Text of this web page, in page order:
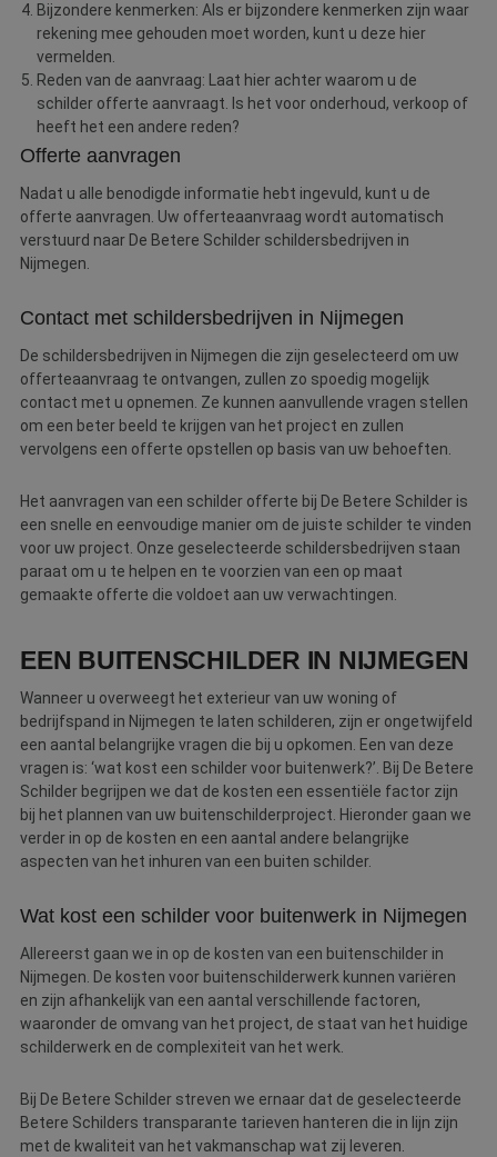
Bijzondere kenmerken: Als er bijzondere kenmerken zijn waar
rekening mee gehouden moet worden, kunt u deze hier
vermelden.
Reden van de aanvraag: Laat hier achter waarom u de
schilder offerte aanvraagt. Is het voor onderhoud, verkoop of
heeft het een andere reden?
Offerte aanvragen
Nadat u alle benodigde informatie hebt ingevuld, kunt u de
offerte aanvragen. Uw offerteaanvraag wordt automatisch
verstuurd naar De Betere Schilder schildersbedrijven in
Nijmegen.
Contact met schildersbedrijven in Nijmegen
De schildersbedrijven in Nijmegen die zijn geselecteerd om uw
offerteaanvraag te ontvangen, zullen zo spoedig mogelijk
contact met u opnemen. Ze kunnen aanvullende vragen stellen
om een beter beeld te krijgen van het project en zullen
vervolgens een offerte opstellen op basis van uw behoeften.
Het aanvragen van een schilder offerte bij De Betere Schilder is
een snelle en eenvoudige manier om de juiste schilder te vinden
voor uw project. Onze geselecteerde schildersbedrijven staan
paraat om u te helpen en te voorzien van een op maat
gemaakte offerte die voldoet aan uw verwachtingen.
EEN BUITENSCHILDER IN NIJMEGEN
Wanneer u overweegt het exterieur van uw woning of
bedrijfspand in Nijmegen te laten schilderen, zijn er ongetwijfeld
een aantal belangrijke vragen die bij u opkomen. Een van deze
vragen is: ‘wat kost een schilder voor buitenwerk?’. Bij De Betere
Schilder begrijpen we dat de kosten een essentiële factor zijn
bij het plannen van uw buitenschilderproject. Hieronder gaan we
verder in op de kosten en een aantal andere belangrijke
aspecten van het inhuren van een buiten schilder.
Wat kost een schilder voor buitenwerk in Nijmegen
Allereerst gaan we in op de kosten van een buitenschilder in
Nijmegen. De kosten voor buitenschilderwerk kunnen variëren
en zijn afhankelijk van een aantal verschillende factoren,
waaronder de omvang van het project, de staat van het huidige
schilderwerk en de complexiteit van het werk.
Bij De Betere Schilder streven we ernaar dat de geselecteerde
Betere Schilders transparante tarieven hanteren die in lijn zijn
met de kwaliteit van het vakmanschap wat zij leveren.